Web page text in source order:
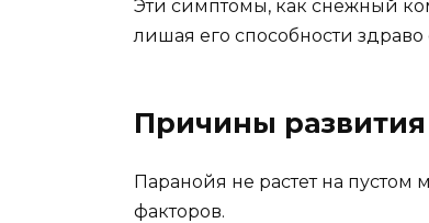
Эти симптомы, как снежный
лишая его способности
Причины
Паранойя не растет на пустом
факторов.